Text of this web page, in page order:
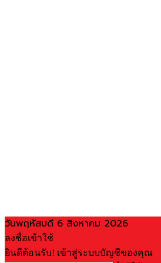
วันพฤหัสบดี 6 สิงหาคม 2026
ลงชื่อเข้าใช้
ยินดีต้อนรับ! เข้าสู่ระบบบัญชีของคุณ